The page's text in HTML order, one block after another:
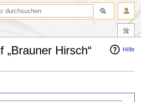
Hilfe
„Brauner Hirsch“